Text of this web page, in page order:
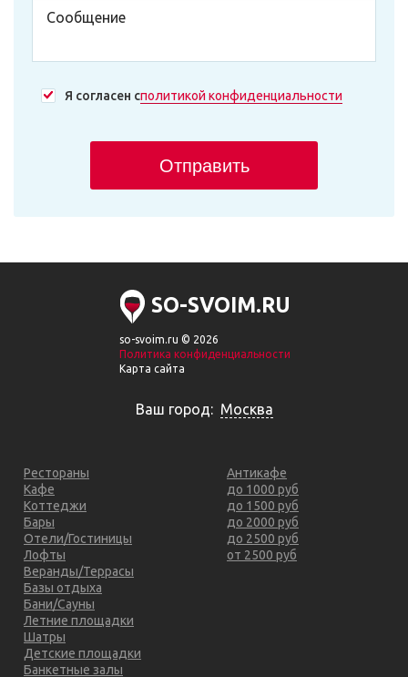
Я согласен сполитикой конфиденциальности
Отправить
SO-SVOIM.RU
so-svoim.ru © 2026
Политика конфиденциальности
Карта сайта
Ваш город: Москва
Рестораны
Кафе
Коттеджи
Бары
Отели/Гостиницы
Лофты
Веранды/Террасы
Базы отдыха
Бани/Сауны
Летние площадки
Шатры
Детские площадки
Банкетные залы
Антикафе
до 1000 руб
до 1500 руб
до 2000 руб
до 2500 руб
от 2500 руб